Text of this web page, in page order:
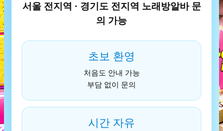
서울 전지역 · 경기도 전지역 노래방알바 문
의 가능
초보 환영
처음도 안내 가능
부담 없이 문의
시간 자유